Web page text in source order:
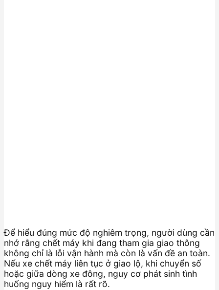
Để hiểu đúng mức độ nghiêm trọng, người dùng cần
nhớ rằng chết máy khi đang tham gia giao thông
không chỉ là lỗi vận hành mà còn là vấn đề an toàn.
Nếu xe chết máy liên tục ở giao lộ, khi chuyển số
hoặc giữa dòng xe đông, nguy cơ phát sinh tình
huống nguy hiểm là rất rõ.